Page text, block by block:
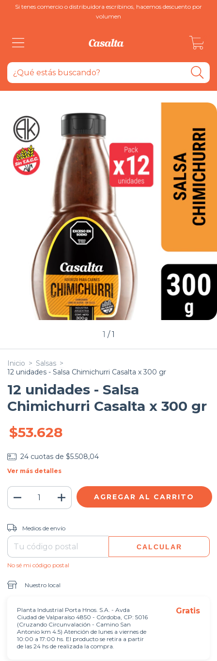
Si tenes comercio o distribuidora escribinos, hacemos descuento por
volumen
1 /1
Inicio > Salsas >
12 unidades - Salsa Chimichurri Casalta x 300 gr
12 unidades - Salsa
Chimichurri Casalta x 300 gr
$53.628
24 cuotas de $5.508,04
Ver más detalles
Entregas para el CP:
Medios de envío
CALCULAR
No sé mi código postal
Nuestro local
Planta Industrial Porta Hnos. S.A. - Avda
Ciudad de Valparaíso 4850 - Córdoba, CP: 5016
(Cruzando Circunvalación - Camino San
Antonio km 4.5) Atención de lunes a viernes de
10:00 a 17:00 hs. El producto se retira a partir
de las 24 hs de realizada la compra.
Gratis